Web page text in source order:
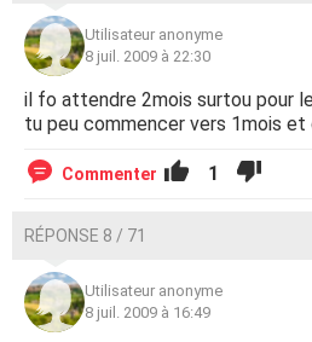
Utilisateur anonyme
8 juil. 2009 à 22:30
il fo attendre 2mois surtou pour
tu peu commencer vers 1mois et
Commenter 1
RÉPONSE 8 / 71
Utilisateur anonyme
8 juil. 2009 à 16:49